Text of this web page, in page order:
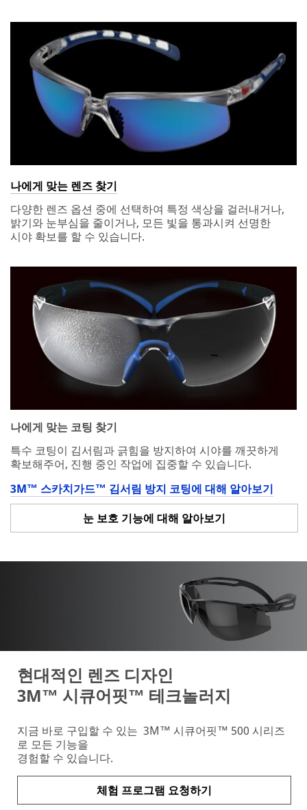
나에게 맞는 렌즈 찾기
다양한 렌즈 옵션 중에 선택하여 특정 색상을 걸러내거나,
밝기와 눈부심을 줄이거나, 모든 빛을 통과시켜 선명한
시야 확보를 할 수 있습니다.
나에게 맞는 코팅 찾기
특수 코팅이 김서림과 긁힘을 방지하여 시야를 깨끗하게
확보해주어, 진행 중인 작업에 집중할 수 있습니다.
3M™ 스카치가드™ 김서림 방지 코팅에 대해 알아보기
눈 보호 기능에 대해 알아보기
현대적인 렌즈 디자인
3M™ 시큐어핏™ 테크놀러지
지금 바로 구입할 수 있는 3M™ 시큐어핏™ 500 시리즈
로 모든 기능을
경험할 수 있습니다.
체험 프로그램 요청하기